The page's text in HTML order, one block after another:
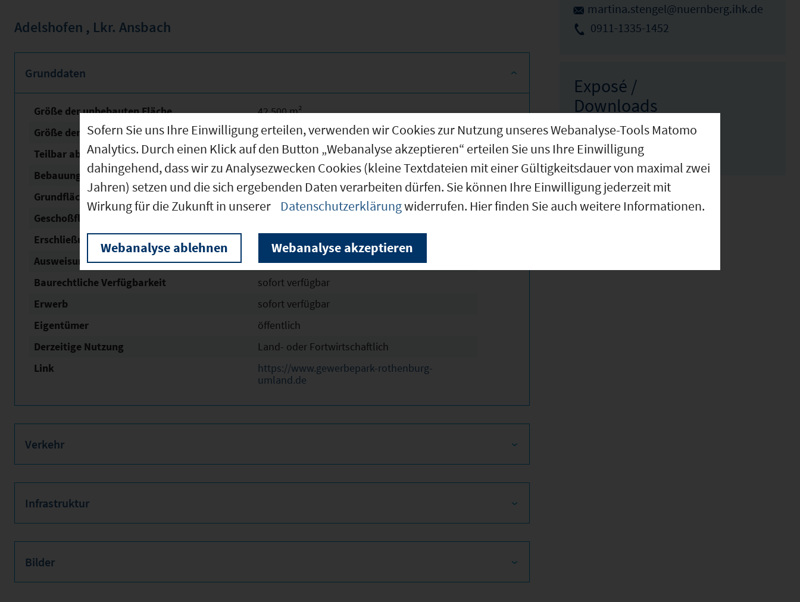
Adelshofen , Lkr. Ansbach
Grunddaten
Größe der unbebauten Fläche
42.500 m²
Größe der Fläche mit Baurecht
38.500 m²
Teilbar ab
1.000 m²
Bebauungsplan Status
rechtskräftig
Grundflächen­zahl (GRZ)
Geschoßflächen­zahl (GFZ)
Erschließung
vollständig erschlossen
Ausweisung Nach Bau NVO
Gewerbegebiet (GE)Erläuterungen
Baurechtliche Verfügbarkeit
sofort verfügbar
Erwerb
sofort verfügbar
Eigentümer
öffentlich
Derzeitige Nutzung
Land- oder Fortwirtschaftlich
Link
https://www.gewerbepark-rothenburg-
umland.de
Verkehr
Infrastruktur
Bilder
martina.stengel@nuernberg.ihk.de
0911-1335-1452
Exposé /
Downloads
Sofern Sie uns Ihre Einwilligung erteilen, verwenden wir Cookies zur Nutzung unseres Webanalyse-Tools Matomo
Analytics. Durch einen Klick auf den Button „Webanalyse akzeptieren“ erteilen Sie uns Ihre Einwilligung
dahingehend, dass wir zu Analysezwecken Cookies (kleine Textdateien mit einer Gültigkeitsdauer von maximal zwei
Jahren) setzen und die sich ergebenden Daten verarbeiten dürfen. Sie können Ihre Einwilligung jederzeit mit
Wirkung für die Zukunft in unserer
Datenschutzerklärungwiderrufen. Hier finden Sie auch weitere Informationen.
Webanalyse ablehnen Webanalyse akzeptieren